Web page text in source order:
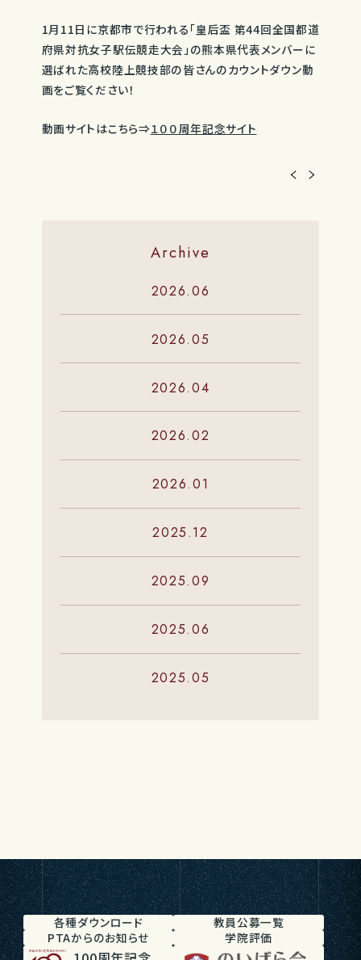
1月11日に京都市で行われる「皇后盃 第44回全国都道
府県対抗女子駅伝競走大会」の熊本県代表メンバーに
選ばれた高校陸上競技部の皆さんのカウントダウン動
画をご覧ください！
動画サイトはこちら⇒１００周年記念サイト
Archive
2026.06
2026.05
2026.04
2026.02
2026.01
2025.12
2025.09
2025.06
2025.05
各種ダウンロード
教員公募一覧
PTAからのお知らせ
学院評価